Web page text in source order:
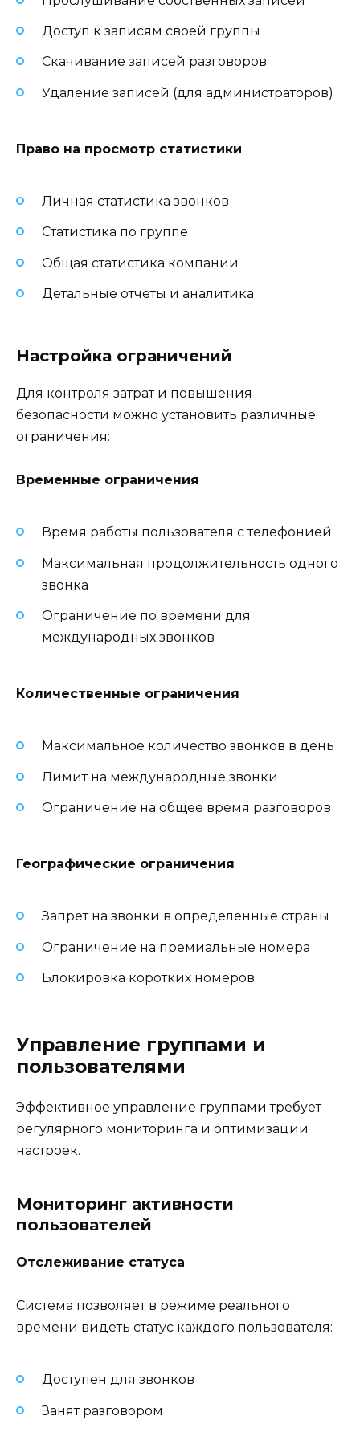
Доступ к записям своей группы
Скачивание записей разговоров
Удаление записей (для администраторов)
Право на просмотр статистики
Личная статистика звонков
Статистика по группе
Общая статистика компании
Детальные отчеты и аналитика
Настройка ограничений
Для контроля затрат и повышения
безопасности можно установить различные
ограничения:
Временные ограничения
Время работы пользователя с телефонией
Максимальная продолжительность одного
звонка
Ограничение по времени для
международных звонков
Количественные ограничения
Максимальное количество звонков в день
Лимит на международные звонки
Ограничение на общее время разговоров
Географические ограничения
Запрет на звонки в определенные страны
Ограничение на премиальные номера
Блокировка коротких номеров
Управление группами и
пользователями
Эффективное управление группами требует
регулярного мониторинга и оптимизации
настроек.
Мониторинг активности
пользователей
Отслеживание статуса
Система позволяет в режиме реального
времени видеть статус каждого пользователя:
Доступен для звонков
Занят разговором